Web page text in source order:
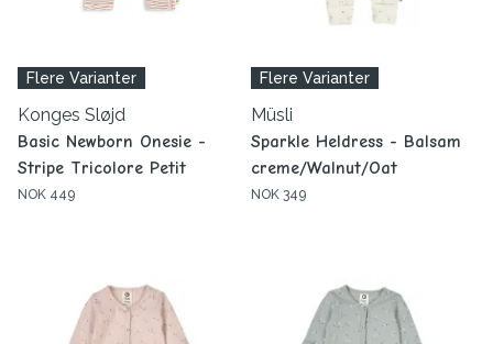
Flere Varianter
Konges Sløjd
Basic Newborn Onesie -
Stripe Tricolore Petit
NOK 449
Flere Varianter
Müsli
Sparkle Heldress - Balsam
creme/Walnut/Oat
NOK 349